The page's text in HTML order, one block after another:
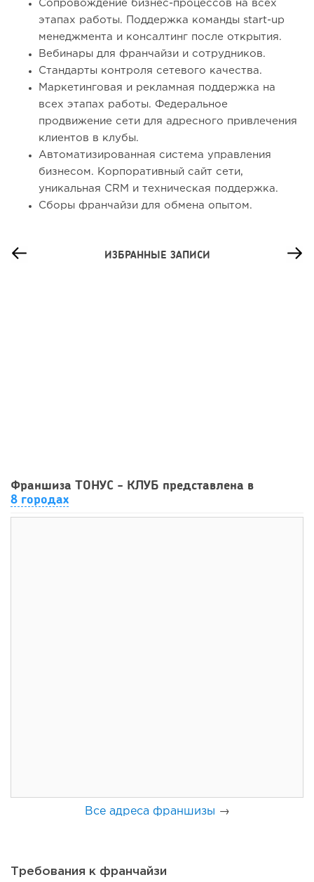
Сопровождение бизнес-процессов на всех
этапах работы. Поддержка команды start-up
менеджмента и консалтинг после открытия.
Вебинары для франчайзи и сотрудников.
Стандарты контроля сетевого качества.
Маркетинговая и рекламная поддержка на
всех этапах работы. Федеральное
продвижение сети для адресного привлечения
клиентов в клубы.
Автоматизированная система управления
бизнесом. Корпоративный сайт сети,
уникальная CRM и техническая поддержка.
Сборы франчайзи для обмена опытом.
ИЗБРАННЫЕ ЗАПИСИ
2026 году:...
Франшиза ТОНУС - КЛУБ представлена в
8 городах
Все адреса франшизы →
Требования к франчайзи